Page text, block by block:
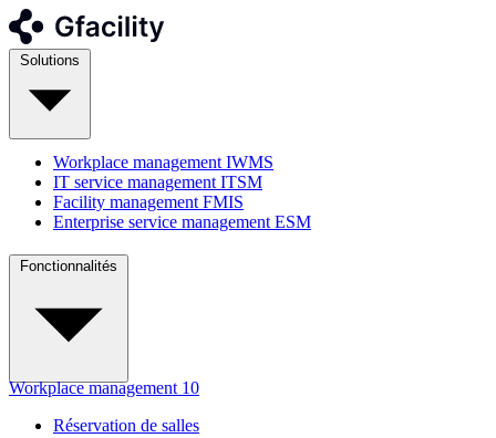
Workplace management IWMS
IT service management ITSM
Facility management FMIS
Enterprise service management ESM
Workplace management 10
Réservation de salles